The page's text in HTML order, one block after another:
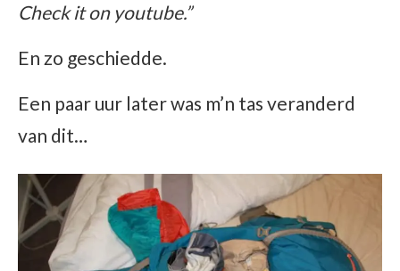
Check it on youtube.”
En zo geschiedde.
Een paar uur later was m’n tas veranderd
van dit…